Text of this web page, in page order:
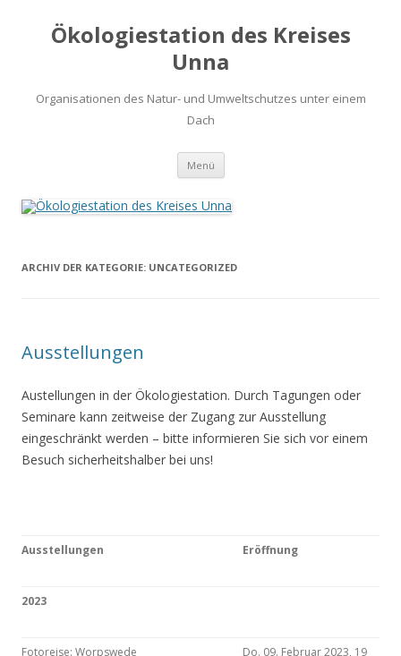
Ökologiestation des Kreises
Unna
Organisationen des Natur- und Umweltschutzes unter einem
Dach
Menü Zum
springen
ARCHIV DER KATEGORIE: UNCATEGORIZED
Ausstellungen
Austellungen in der Ökologiestation. Durch Tagungen oder
Seminare kann zeitweise der Zugang zur Ausstellung
eingeschränkt werden – bitte informieren Sie sich vor einem
Besuch sicherheitshalber bei uns!
Ausstellungen Eröffnung
2023
Fotoreise: Worpswede
Do. 09. Februar 2023, 19